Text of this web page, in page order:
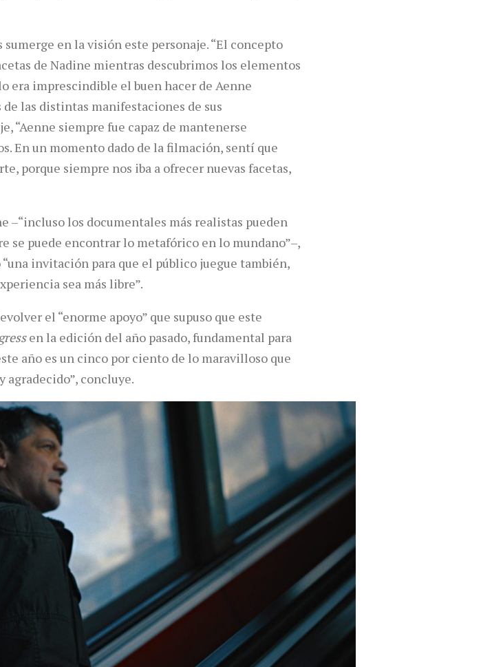
en la visión este personaje. “El concepto
de Nadine mientras descubrimos los elementos
era imprescindible el buen hacer de Aenne
las distintas manifestaciones de sus
“Aenne siempre fue capaz de mantenerse
En un momento dado de la filmación, sentí que
porque siempre nos iba a ofrecer nuevas facetas,
–“incluso los documentales más realistas pueden
se puede encontrar lo metafórico en lo mundano”–,
invitación para que el público juegue también,
sea más libre”.
el “enorme apoyo” que supuso que este
en la edición del año pasado, fundamental para
año es un cinco por ciento de lo maravilloso que
agradecido”, concluye.